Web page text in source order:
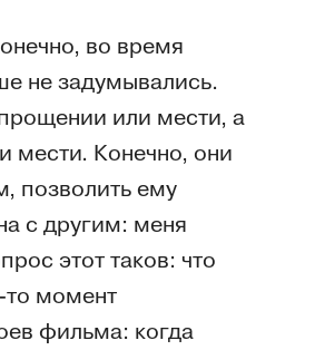
во время
не задумывались.
или мести, а
мести. Конечно, они
позволить ему
с другим: меня
этот таков: что
то момент
фильма: когда